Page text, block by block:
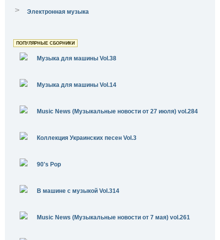
> Электронная музыка
ПОПУЛЯРНЫЕ СБОРНИКИ
Музыка для машины Vol.38
Музыка для машины Vol.14
Music News (Музыкальные новости от 27 июля) vol.284
Коллекция Украинских песен Vol.3
90's Pop
В машине с музыкой Vol.314
Music News (Музыкальные новости от 7 мая) vol.261